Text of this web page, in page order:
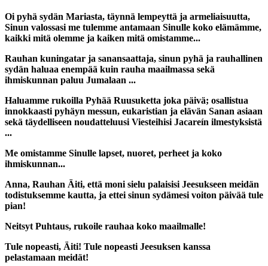
Oi pyhä sydän Mariasta, täynnä lempeyttä ja armeliaisuutta,
Sinun valossasi me tulemme antamaan Sinulle koko elämämme,
kaikki mitä olemme ja kaiken mitä omistamme...
Rauhan kuningatar ja sanansaattaja, sinun pyhä ja rauhallinen
sydän haluaa enempää kuin rauha maailmassa sekä
ihmiskunnan paluu Jumalaan ...
Haluamme rukoilla Pyhää Ruusuketta joka päivä; osallistua
innokkaasti pyhäyn messun, eukaristian ja elävän Sanan asiaan
sekä täydelliseen noudatteluusi Viesteihisi Jacareín ilmestyksistä
...
Me omistamme Sinulle lapset, nuoret, perheet ja koko
ihmiskunnan...
Anna, Rauhan Äiti, että moni sielu palaisisi Jeesukseen meidän
todistuksemme kautta, ja ettei sinun sydämesi voiton päivää tule
pian!
Neitsyt Puhtaus, rukoile rauhaa koko maailmalle!
Tule nopeasti, Äiti! Tule nopeasti Jeesuksen kanssa
pelastamaan meidät!